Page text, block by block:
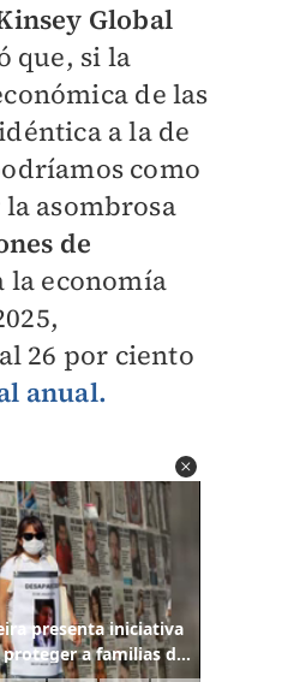
Global
que, si la
de las
a la de
como
la asombrosa
de
la economía
26 por ciento
anual.